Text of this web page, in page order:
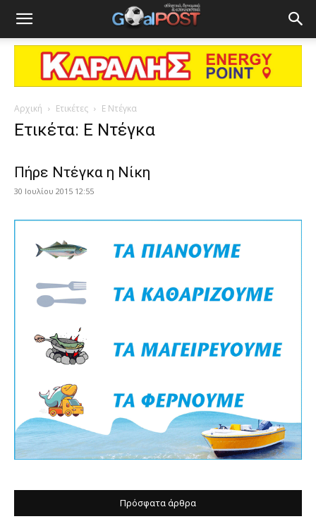
Αρχική Ετικέτες Ε Ντέγκα
Ετικέτα: Ε Ντέγκα
Πήρε Ντέγκα η Νίκη
30 Ιουλίου 2015 12:55
Πρόσφατα άρθρα